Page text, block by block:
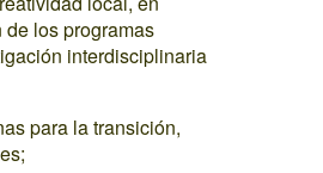
los programas
interdisciplinaria
para la transición,